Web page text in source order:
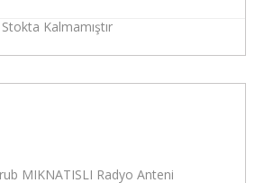
Stokta Kalmamıştır